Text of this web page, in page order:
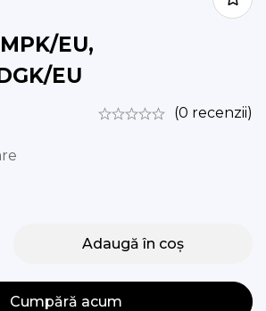
EU,
EU
(0 recenzii)
Adaugă în coș
Cumpără acum